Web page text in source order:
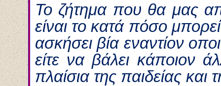
Το ζήτημα που θα μας
είναι το κατά πόσο
ασκήσει βία εναντίον
είτε να βάλει κάποιον
πλαίσια της παιδείας και